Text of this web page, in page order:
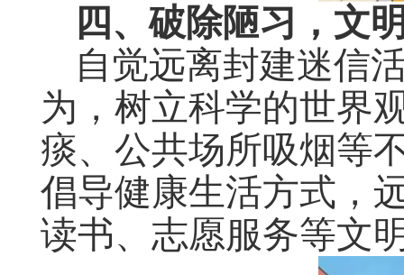
四、破除陋习，文
自觉远离封建迷信
为，树立科学的世界
痰、公共场所吸烟等
倡导健康生活方式，
读书、志愿服务等文